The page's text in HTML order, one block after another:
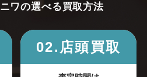
ワの選べる買取方法
02.店頭買取